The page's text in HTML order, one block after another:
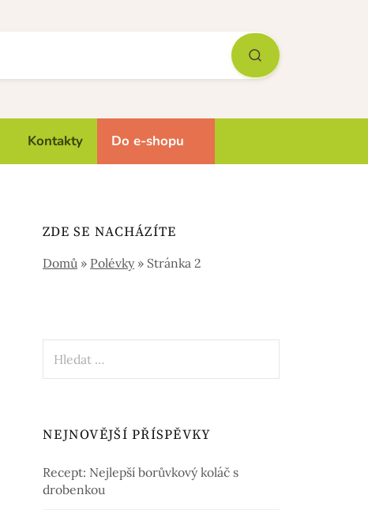
Kontakty Do e-shopu
ZDE SE NACHÁZÍTE
Domů » Polévky » Stránka 2
NEJNOVĚJŠÍ PŘÍSPĚVKY
Recept: Nejlepší borůvkový koláč s
drobenkou